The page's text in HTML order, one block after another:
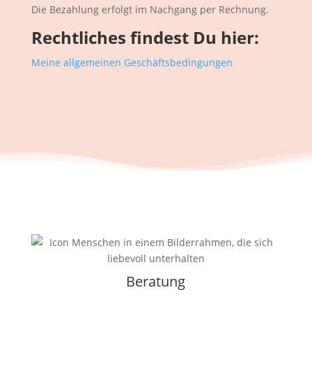
Die Bezahlung erfolgt im Nachgang per Rechnung.
Rechtliches findest Du hier:
Meine allgemeinen Geschäftsbedingungen
Beratung